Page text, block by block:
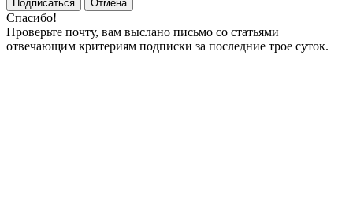
Подписаться
Отмена
Спасибо!
Проверьте почту, вам выслано письмо со статьями
отвечающим критериям подписки за последние трое суток.